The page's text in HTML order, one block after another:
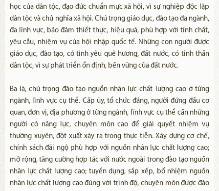
học của dân tộc, đạo đức chuẩn mực xã hội, vì sự nghiệp độc lập
dân tộc và chủ nghĩa xã hội. Chú trọng giáo dục, đào tạo đa ngành,
đa lĩnh vực, bảo đảm thiết thực, hiệu quả, phù hợp với tính chất,
yêu cầu, nhiệm vụ của hội nhập quốc tế. Những con người được
giáo dục, đào tạo, có tình yêu quê hương, đất nước, có tinh thần
dân tộc, vì sự phát triển ổn định, bền vững của đất nước.
Ba là, chú trọng đào tạo nguồn nhân lực chất lượng cao ở từng
ngành, lĩnh vực cụ thể. Cấp ủy, tổ chức đảng, người đứng đầu cơ
quan, đơn vị, địa phương ở từng ngành, lĩnh vực cụ thể cần những
người có năng lực, chuyên môn cao để giải quyết nhiệm vụ
thường xuyên, đột xuất xảy ra trong thực tiễn. Xây dựng cơ chế,
chính sách đãi ngộ phù hợp với nguồn nhân lực chất lượng cao;
mở rộng, tăng cường hợp tác với nước ngoài trong đào tạo nguồn
nhân lực chất lượng cao; tuyển dụng, sắp xếp, bổ nhiệm nguồn
nhân lực chất lượng cao đúng với trình độ, chuyên môn được đào